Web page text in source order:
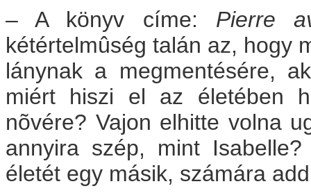
– A könyv címe: Pierre
kétértelmûség talán az, hogy
lánynak a megmentésére,
miért hiszi el az életében
nõvére? Vajon elhitte volna
annyira szép, mint
életét egy másik, számára